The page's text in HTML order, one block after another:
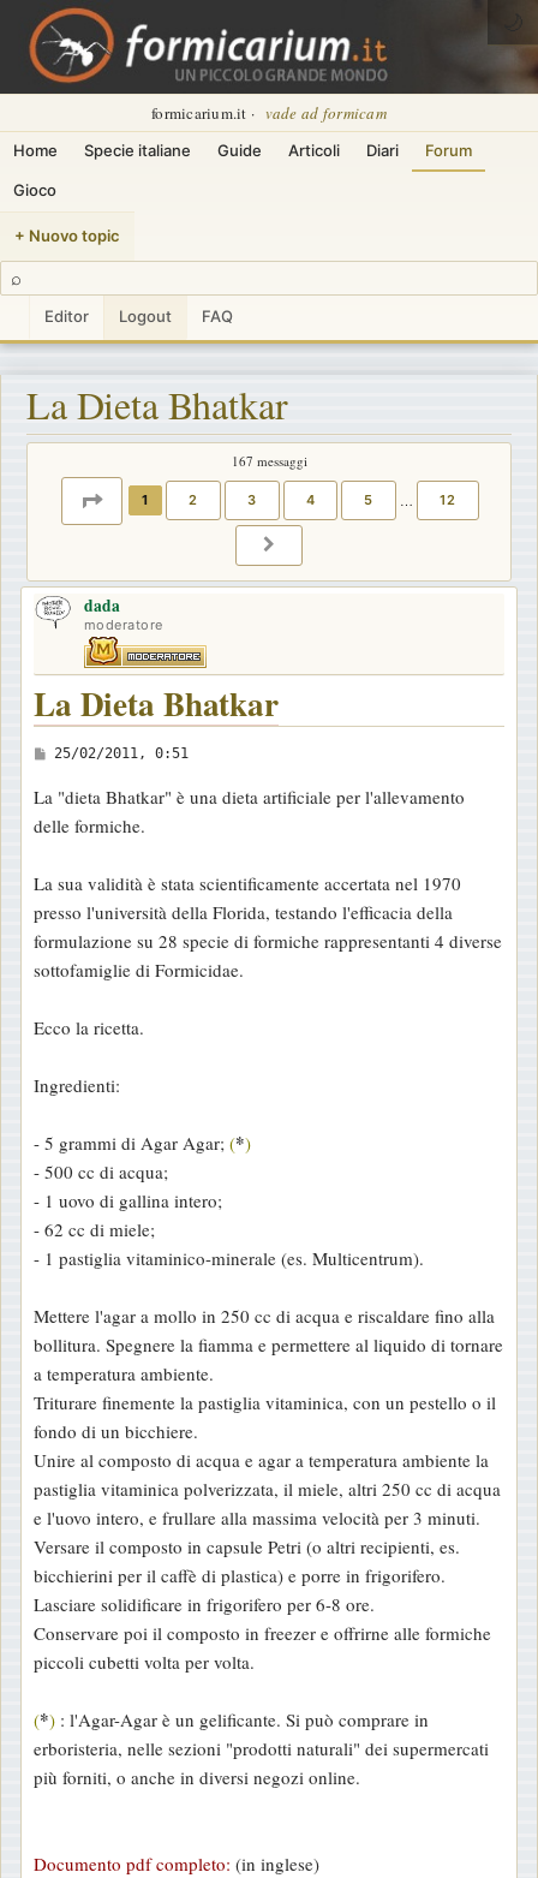
formicarium.it · vade ad formicam
Home Specie italiane Guide Articoli Diari Forum
Gioco
+ Nuovo topic
⌕
Editor Logout FAQ
🌙
La Dieta Bhatkar
167 messaggi
PAGINA DI
1 2 3 4 5 … 12
dada
moderatore
La Dieta Bhatkar
M
s
s
g
g
i
o
25/02/2011, 0:51
La "dieta Bhatkar" è una dieta artificiale per l'allevamento
delle formiche.
La sua validità è stata scientificamente accertata nel 1970
presso l'università della Florida, testando l'efficacia della
formulazione su 28 specie di formiche rappresentanti 4 diverse
sottofamiglie di Formicidae.
Ecco la ricetta.
Ingredienti:
- 5 grammi di Agar Agar; (*)
- 500 cc di acqua;
- 1 uovo di gallina intero;
- 62 cc di miele;
- 1 pastiglia vitaminico-minerale (es. Multicentrum).
Mettere l'agar a mollo in 250 cc di acqua e riscaldare fino alla
bollitura. Spegnere la fiamma e permettere al liquido di tornare
a temperatura ambiente.
Triturare finemente la pastiglia vitaminica, con un pestello o il
fondo di un bicchiere.
Unire al composto di acqua e agar a temperatura ambiente la
pastiglia vitaminica polverizzata, il miele, altri 250 cc di acqua
e l'uovo intero, e frullare alla massima velocità per 3 minuti.
Versare il composto in capsule Petri (o altri recipienti, es.
bicchierini per il caffè di plastica) e porre in frigorifero.
Lasciare solidificare in frigorifero per 6-8 ore.
Conservare poi il composto in freezer e offrirne alle formiche
piccoli cubetti volta per volta.
(*) : l'Agar-Agar è un gelificante. Si può comprare in
erboristeria, nelle sezioni "prodotti naturali" dei supermercati
più forniti, o anche in diversi negozi online.
Documento pdf completo: (in inglese)